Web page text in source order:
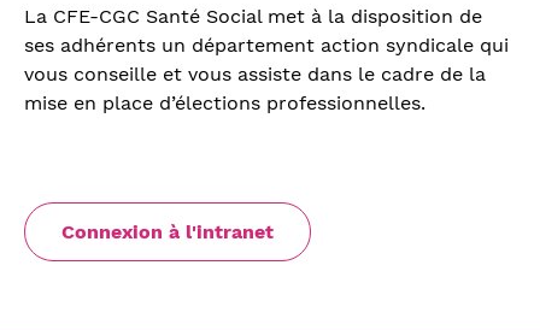
La CFE-CGC Santé Social met à la disposition de
ses adhérents un département action syndicale qui
vous conseille et vous assiste dans le cadre de la
mise en place d’élections professionnelles.
Connexion à l'intranet